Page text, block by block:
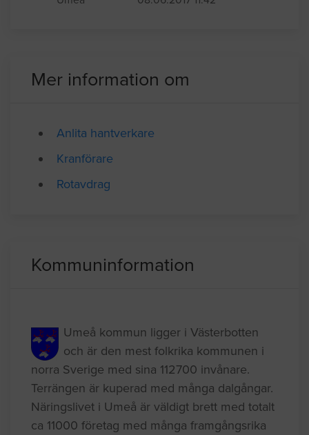
Håknäs måndag 14/8. Transporten bör
Mer information om
Anlita hantverkare
Kommuninformation
Umeå kommun ligger i Västerbotten
och är den mest folkrika kommunen i
norra Sverige med sina 112700 invånare.